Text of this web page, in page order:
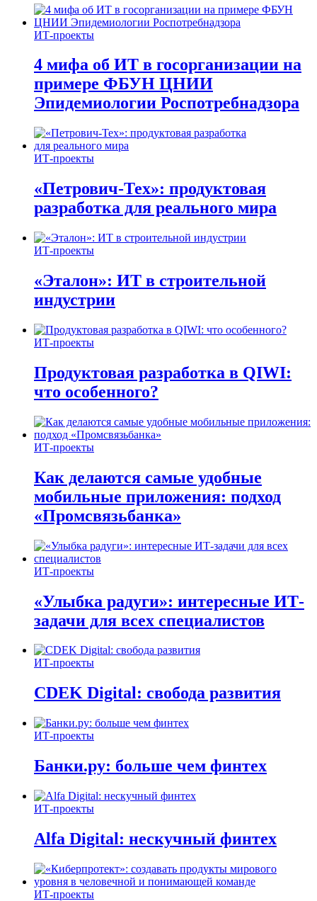
ИТ-проекты
4 мифа об ИТ в госорганизации на
примере ФБУН ЦНИИ
Эпидемиологии Роспотребнадзора
ИТ-проекты
«Петрович-Тех»: продуктовая
разработка для реального мира
ИТ-проекты
«Эталон»: ИТ в строительной
индустрии
ИТ-проекты
Продуктовая разработка в QIWI:
что особенного?
ИТ-проекты
Как делаются самые удобные
мобильные приложения: подход
«Промсвязьбанка»
ИТ-проекты
«Улыбка радуги»: интересные ИТ-
задачи для всех специалистов
ИТ-проекты
CDEK Digital: свобода развития
ИТ-проекты
Банки.ру: больше чем финтех
ИТ-проекты
Alfa Digital: нескучный финтех
ИТ-проекты